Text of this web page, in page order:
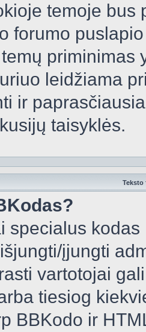
temoje bus
forumo
priminimas
leidžiama
ir
taisyklės.
Teksto
specialus
įjungti
vartotojai
tiesiog
BBKodo ir